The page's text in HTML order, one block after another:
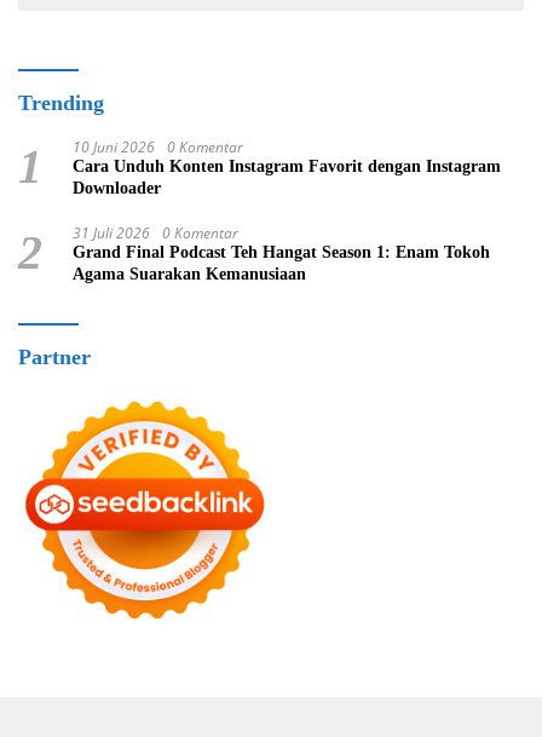
Trending
1 10 Juni 2026 0 Komentar
Cara Unduh Konten Instagram Favorit dengan Instagram
Downloader
2 31 Juli 2026 0 Komentar
Grand Final Podcast Teh Hangat Season 1: Enam Tokoh
Agama Suarakan Kemanusiaan
Partner